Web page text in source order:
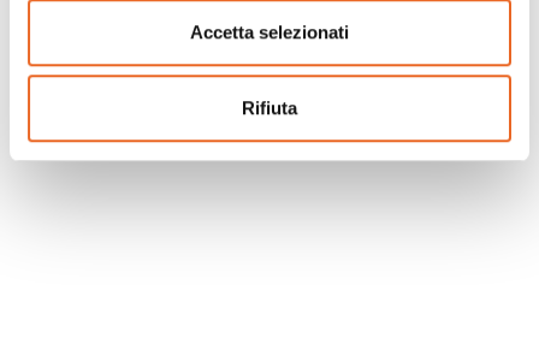
Accetta selezionati
Rifiuta